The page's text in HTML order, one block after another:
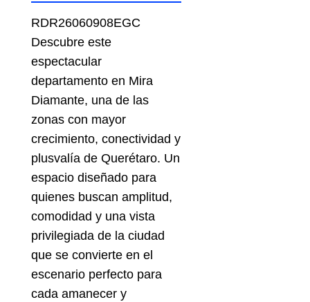
RDR26060908EGC
Descubre este
espectacular
departamento en Mira
Diamante, una de las
zonas con mayor
crecimiento, conectividad y
plusvalía de Querétaro. Un
espacio diseñado para
quienes buscan amplitud,
comodidad y una vista
privilegiada de la ciudad
que se convierte en el
escenario perfecto para
cada amanecer y